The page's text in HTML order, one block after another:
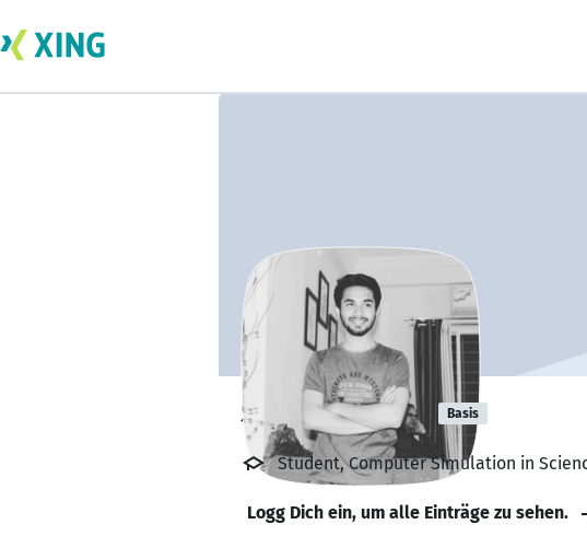
Syed Asim Ali Basis
Student, Computer Simulation in
Logg Dich ein, um alle Einträge zu sehen.